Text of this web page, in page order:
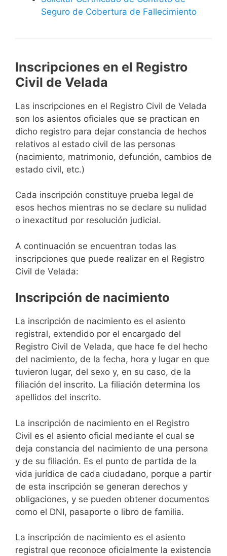
Seguro de Cobertura de Fallecimiento
Inscripciones en el Registro
Civil de Velada
Las inscripciones en el Registro Civil de Velada
son los asientos oficiales que se practican en
dicho registro para dejar constancia de hechos
relativos al estado civil de las personas
(nacimiento, matrimonio, defunción, cambios de
estado civil, etc.)
Cada inscripción constituye prueba legal de
esos hechos mientras no se declare su nulidad
o inexactitud por resolución judicial.
A continuación se encuentran todas las
inscripciones que puede realizar en el Registro
Civil de Velada:
Inscripción de nacimiento
La inscripción de nacimiento es el asiento
registral, extendido por el encargado del
Registro Civil de Velada, que hace fe del hecho
del nacimiento, de la fecha, hora y lugar en que
tuvieron lugar, del sexo y, en su caso, de la
filiación del inscrito. La filiación determina los
apellidos del inscrito.
La inscripción de nacimiento en el Registro
Civil es el asiento oficial mediante el cual se
deja constancia del nacimiento de una persona
y de su filiación. Es el punto de partida de la
vida jurídica de cada ciudadano, porque a partir
de esta inscripción se generan derechos y
obligaciones, y se pueden obtener documentos
como el DNI, pasaporte o libro de familia.
La inscripción de nacimiento es el asiento
registral que reconoce oficialmente la existencia